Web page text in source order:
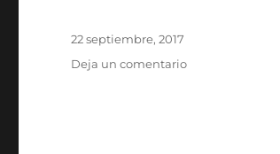
Publicado
22 septiembre, 2017
Deja un comentarioen